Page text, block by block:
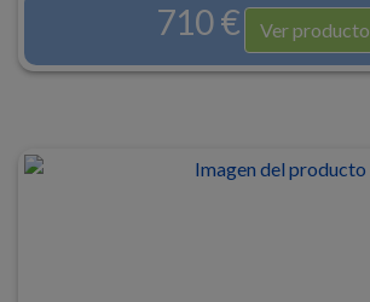
710 € Ver producto